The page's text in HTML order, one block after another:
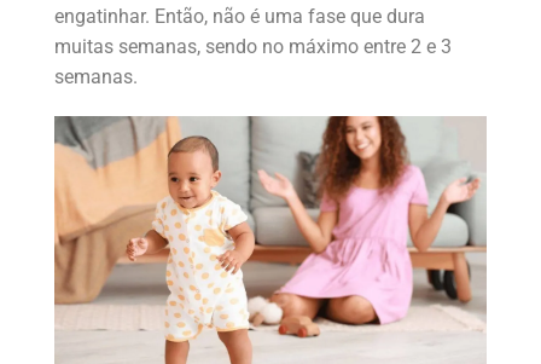
engatinhar. Então, não é uma fase que dura
muitas semanas, sendo no máximo entre 2 e 3
semanas.